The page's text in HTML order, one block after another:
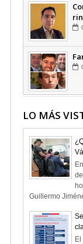
LO MÁS
Guillermo
El